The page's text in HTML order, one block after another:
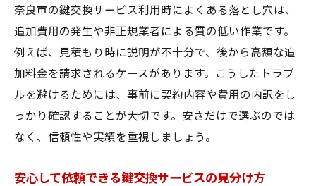
奈良市の鍵交換サービス利用時によくある落とし穴は、
追加費用の発生や非正規業者による質の低い作業です。
例えば、見積もり時に説明が不十分で、後から高額な追
加料金を請求されるケースがあります。こうしたトラブ
ルを避けるためには、事前に契約内容や費用の内訳をし
っかり確認することが大切です。安さだけで選ぶのでは
なく、信頼性や実績を重視しましょう。
安心して依頼できる鍵交換サービスの見分け方